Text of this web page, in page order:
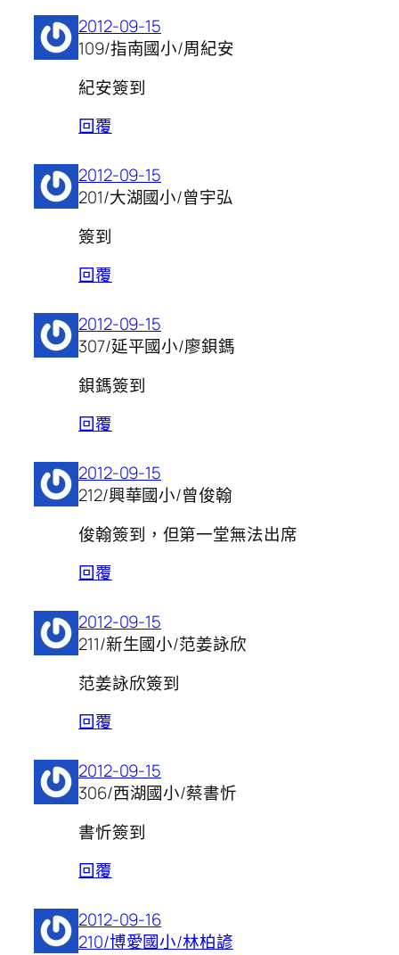
2012-09-15
109/指南國小/周紀安
紀安簽到
回覆
2012-09-15
201/大湖國小/曾宇弘
簽到
回覆
2012-09-15
307/延平國小/廖鋇鎷
鋇鎷簽到
回覆
2012-09-15
212/興華國小/曾俊翰
俊翰簽到，但第一堂無法出席
回覆
2012-09-15
211/新生國小/范姜詠欣
范姜詠欣簽到
回覆
2012-09-15
306/西湖國小/蔡書忻
書忻簽到
回覆
2012-09-16
210/博愛國小/林柏諺